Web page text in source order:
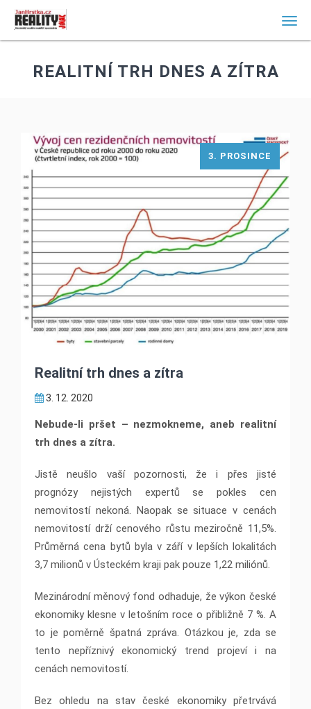
REALITNÍ TRH DNES A ZÍTRA
Realitní trh dnes a zítra
3. 12. 2020
3. PROSINCE
Nebude-li pršet – nezmokneme, aneb realitní
trh dnes a zítra.
Jistě neušlo vaší pozornosti, že i přes jisté
prognózy nejistých expertů se pokles cen
nemovitostí nekoná. Naopak se situace v cenách
nemovitostí drží cenového růstu meziročně 11,5%.
Průměrná cena bytů byla v září v lepších lokalitách
3,7 milionů v Ústeckém kraji pak pouze 1,22 miliónů.
Mezinárodní měnový fond odhaduje, že výkon české
ekonomiky klesne v letošním roce o přibližně 7 %. A
to je poměrně špatná zpráva. Otázkou je, zda se
tento nepříznivý ekonomický trend projeví i na
cenách nemovitostí.
Bez ohledu na stav české ekonomiky přetrvává